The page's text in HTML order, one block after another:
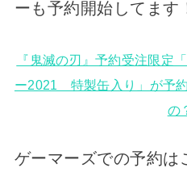
ーも予約開始してます
『鬼滅の刃』予約受注限定
ー2021 特製缶入り」が予
の
ゲーマーズでの予約は